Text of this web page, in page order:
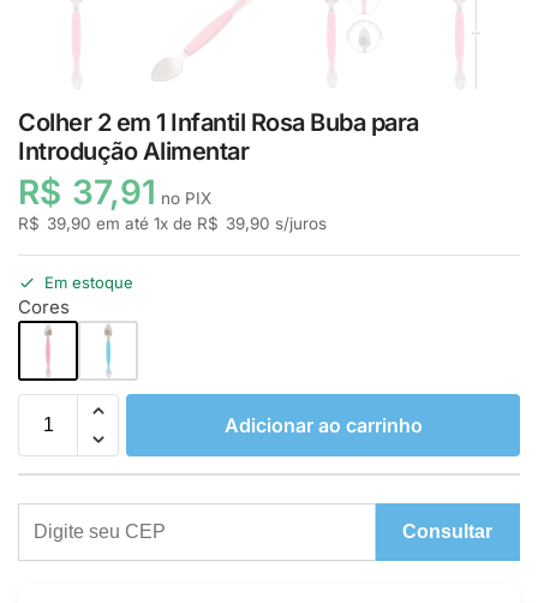
Colher 2 em 1 Infantil Rosa Buba para
Introdução Alimentar
R$ 37,91 no PIX
R$ 39,90 em até 1x de R$ 39,90 s/juros
Em estoque
Cores
Adicionar ao carrinho
Consultar